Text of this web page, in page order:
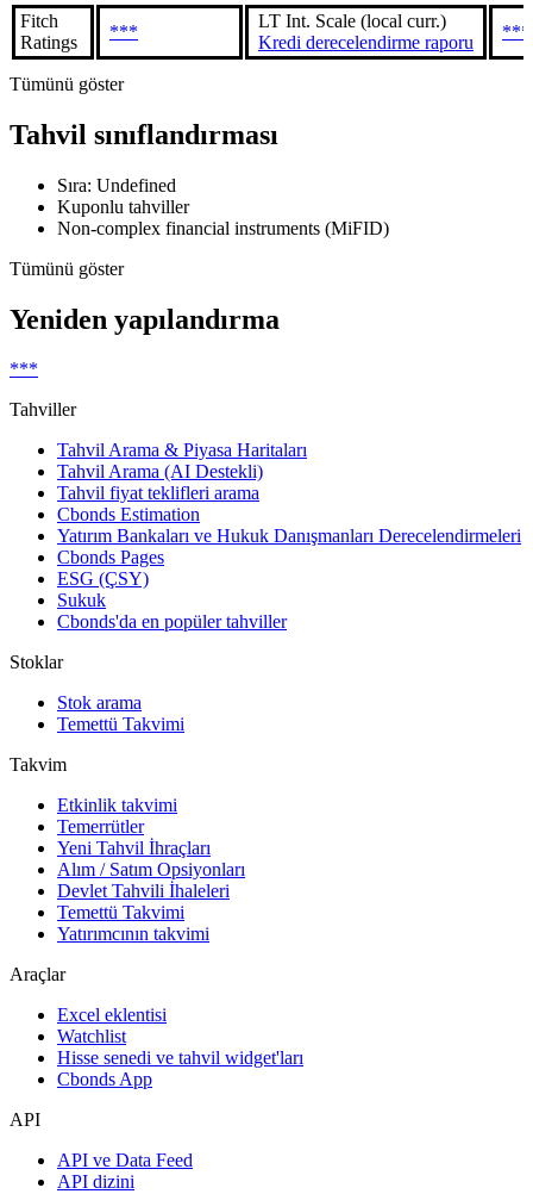
Fitch
Ratings
***
LT Int. Scale (local curr.)
Kredi derecelendirme raporu
***
Tümünü göster
Tahvil sınıflandırması
Sıra: Undefined
Kuponlu tahviller
Non-complex financial instruments (MiFID)
Tümünü göster
Yeniden yapılandırma
***
Tahviller
Tahvil Arama & Piyasa Haritaları
Tahvil Arama (AI Destekli)
Tahvil fiyat teklifleri arama
Cbonds Estimation
Yatırım Bankaları ve Hukuk Danışmanları Derecelendirmeleri
Cbonds Pages
ESG (ÇSY)
Sukuk
Cbonds'da en popüler tahviller
Stoklar
Stok arama
Temettü Takvimi
Takvim
Etkinlik takvimi
Temerrütler
Yeni Tahvil İhraçları
Alım / Satım Opsiyonları
Devlet Tahvili İhaleleri
Temettü Takvimi
Yatırımcının takvimi
Araçlar
Excel eklentisi
Watchlist
Hisse senedi ve tahvil widget'ları
Cbonds App
API
API ve Data Feed
API dizini